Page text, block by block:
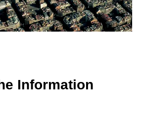
Information